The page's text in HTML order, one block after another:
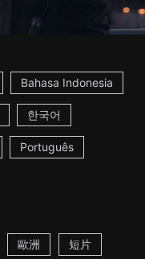
Bahasa Indonesia
한국어
Português
歐洲 短片